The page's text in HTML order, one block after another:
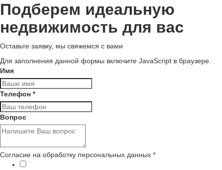
Подберем идеальную
недвижимость для вас
Оставьте заявку, мы свяжемся с вами
Для заполнения данной формы включите JavaScript в браузере.
Имя
Телефон *
Вопрос
Согласие на обработку персональных данных *